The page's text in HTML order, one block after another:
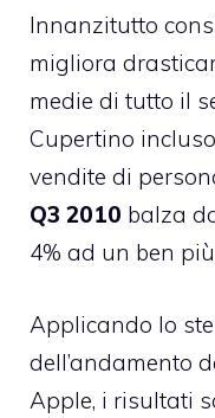
Innanzitutto
migliora
medie di tutto il
Cupertino
vendite di
Q3 2010 balza
4% ad un ben
Applicando lo
dell’andamento
Apple, i risultati